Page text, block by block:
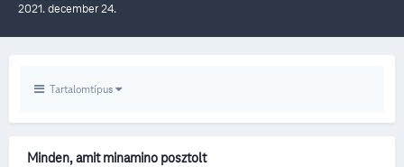
2021. december 24.
Tartalomtípus
Minden, amit minamino posztolt